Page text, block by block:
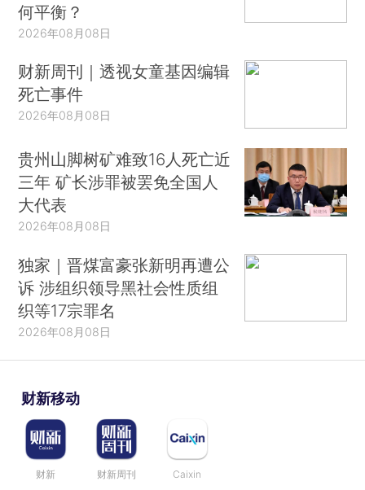
何平衡？
2026年08月08日
财新周刊｜透视女童基因编辑
死亡事件
2026年08月08日
贵州山脚树矿难致16人死亡近
三年 矿长涉罪被罢免全国人
大代表
2026年08月08日
独家｜晋煤富豪张新明再遭公
诉 涉组织领导黑社会性质组
织等17宗罪名
2026年08月08日
财新移动
财新 财新周刊 Caixin